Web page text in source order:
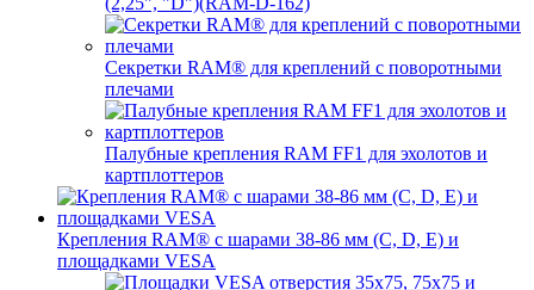
Секретки RAM® для креплений с поворотными
плечами
Палубные крепления RAM FF1 для эхолотов и
картплоттеров
Крепления RAM® с шарами 38-86 мм (C, D, E) и
площадками VESA